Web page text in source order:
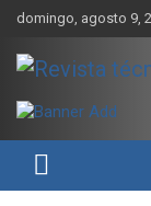
Skip
content
domingo, agosto 9,
Revista
Sport
rendimiento,